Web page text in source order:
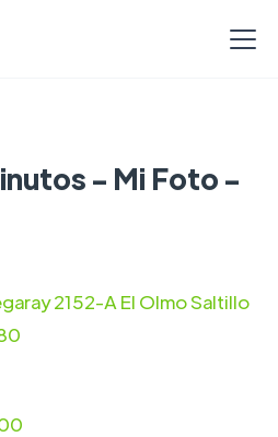
- Mi Foto -
2152-A El Olmo Saltillo